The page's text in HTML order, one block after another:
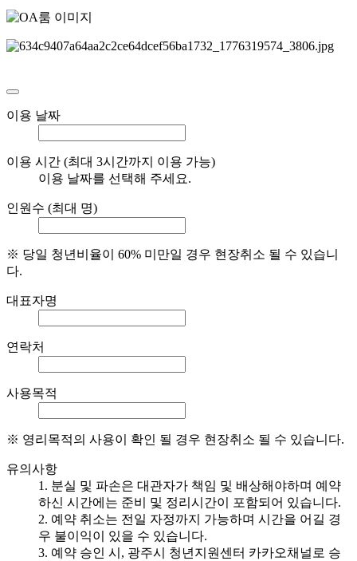
이용 날짜
이용 시간 (최대 3시간까지 이용 가능)
이용 날짜를 선택해 주세요.
인원수 (최대 명)
※ 당일 청년비율이 60% 미만일 경우 현장취소 될 수 있습니
다.
대표자명
연락처
사용목적
※ 영리목적의 사용이 확인 될 경우 현장취소 될 수 있습니다.
유의사항
1. 분실 및 파손은 대관자가 책임 및 배상해야하며 예약
하신 시간에는 준비 및 정리시간이 포함되어 있습니다.
2. 예약 취소는 전일 자정까지 가능하며 시간을 어길 경
우 불이익이 있을 수 있습니다.
3. 예약 승인 시, 광주시 청년지원센터 카카오채널로 승